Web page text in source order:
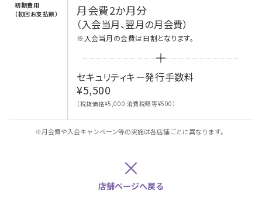
初期費用
（初回お支払額）
月会費2か月分
（入会当月、翌月の月会費）
※入会当月の会費は日割となります。
セキュリティキー発行手数料
¥5,500
（税抜価格¥5,000 消費税額等¥500）
※月会費や入会キャンペーン等の実施は各店舗ごとに異なります。
×
店舗ページへ戻る